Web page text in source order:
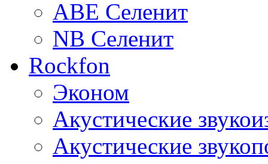
ABE Селенит
NB Селенит
Rockfon
Эконом
Акустические
Акустические